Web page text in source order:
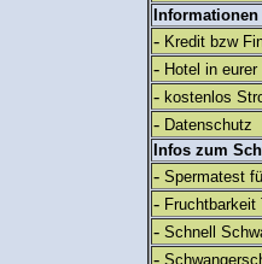
Informationen
- Kredit bzw
- Hotel in
- kostenlos
- Datenschutz
Infos zum
- Spermatest
- Fruchtbarkeit
- Schnell
-